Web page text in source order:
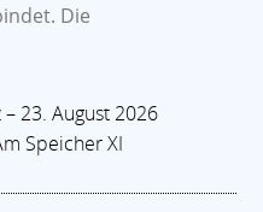
Die
23. August 2026
Speicher XI